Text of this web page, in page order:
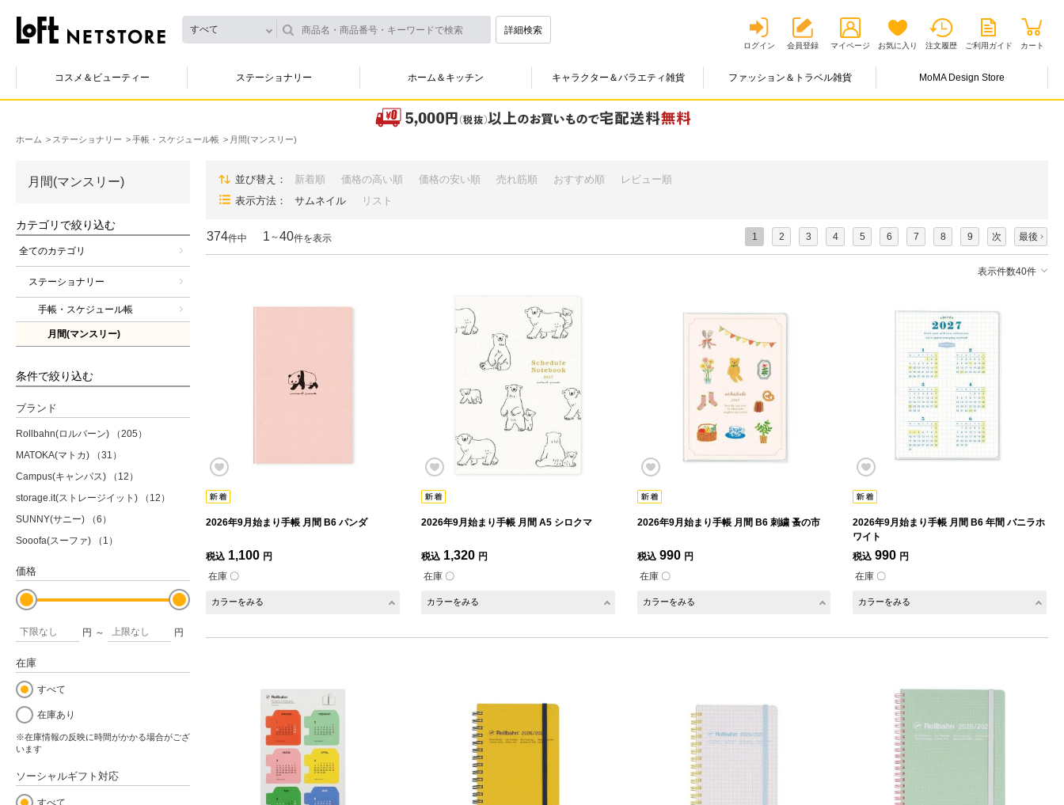
すべて 詳細検索
ログイン 会員登録 マイページ お気に入り 注文履歴 ご利用ガイド カート
コスメ＆ビューティー ステーショナリー ホーム＆キッチン キャラクター＆バラエティ雑貨 ファッション＆トラベル雑貨 MoMA Design Store
ホーム ステーショナリー 手帳・スケジュール帳 月間(マンスリー)
月間(マンスリー)
カテゴリで絞り込む
全てのカテゴリ
ステーショナリー
手帳・スケジュール帳
月間(マンスリー)
条件で絞り込む
ブランド
Rollbahn(ロルバーン)
（205）
MATOKA(マトカ)
（31）
Campus(キャンパス)
（12）
storage.it(ストレージイット)
（12）
SUNNY(サニー)
（6）
Sooofa(スーファ)
（1）
価格
円 ～ 円
在庫
すべて
在庫あり
※在庫情報の反映に時間がかかる場合がござ
います
ソーシャルギフト対応
すべて
並び替え 新着順 価格の高い順 価格の安い順 売れ筋順 おすすめ順
レビュー順
表示方法
サムネイル リスト
374件中 1 ～40件を表示 1 2 3 4 5 6 7 8 9 次 最後
表示件数40件
2026年9月始まり手帳 月間 B6 パンダ
税込 1,100 円
在庫 〇
カラーをみる
2026年9月始まり手帳 月間 A5 シロクマ
税込 1,320 円
在庫 〇
カラーをみる
2026年9月始まり手帳 月間 B6 刺繍 蚤の市
税込 990 円
在庫 〇
カラーをみる
2026年9月始まり手帳 月間 B6 年間 バニラホ
ワイト
税込 990 円
在庫 〇
カラーをみる